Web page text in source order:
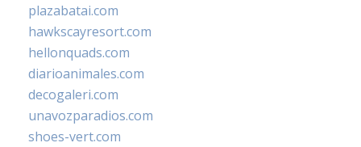
plazabatai.com
hawkscayresort.com
hellonquads.com
diarioanimales.com
decogaleri.com
unavozparadios.com
shoes-vert.com